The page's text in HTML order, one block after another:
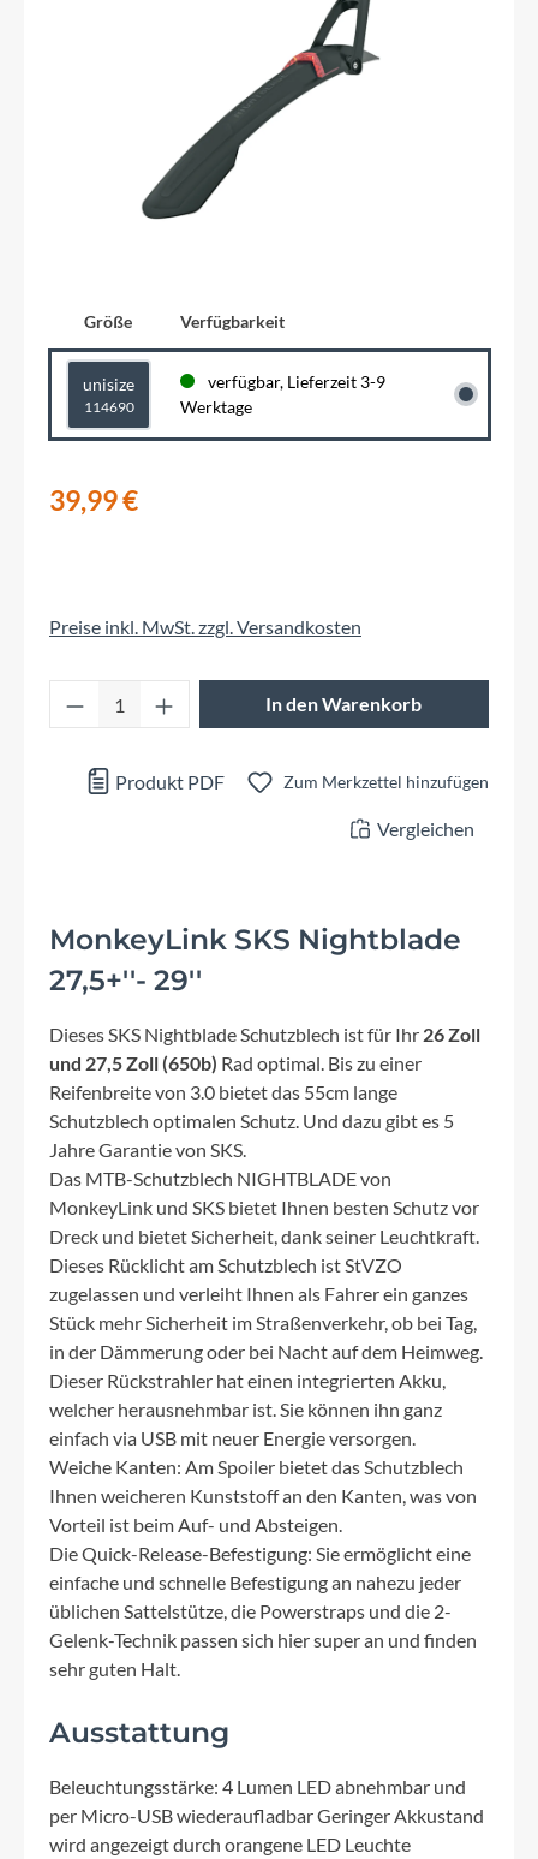
Größe Verfügbarkeit
unisize
114690
verfügbar, Lieferzeit 3-9
Werktage
39,99 €
Preise inkl. MwSt. zzgl. Versandkosten
Produkt Anzahl: Gib den gewünschten
In den Warenkorb
Produkt PDF Zum Merkzettel hinzufügen
Vergleichen
MonkeyLink SKS Nightblade
27,5+''- 29''
Dieses SKS Nightblade Schutzblech ist für Ihr 26 Zoll
und 27,5 Zoll (650b) Rad optimal. Bis zu einer
Reifenbreite von 3.0 bietet das 55cm lange
Schutzblech optimalen Schutz. Und dazu gibt es 5
Jahre Garantie von SKS.
Das MTB-Schutzblech NIGHTBLADE von
MonkeyLink und SKS bietet Ihnen besten Schutz vor
Dreck und bietet Sicherheit, dank seiner Leuchtkraft.
Dieses Rücklicht am Schutzblech ist StVZO
zugelassen und verleiht Ihnen als Fahrer ein ganzes
Stück mehr Sicherheit im Straßenverkehr, ob bei Tag,
in der Dämmerung oder bei Nacht auf dem Heimweg.
Dieser Rückstrahler hat einen integrierten Akku,
welcher herausnehmbar ist. Sie können ihn ganz
einfach via USB mit neuer Energie versorgen.
Weiche Kanten: Am Spoiler bietet das Schutzblech
Ihnen weicheren Kunststoff an den Kanten, was von
Vorteil ist beim Auf- und Absteigen.
Die Quick-Release-Befestigung: Sie ermöglicht eine
einfache und schnelle Befestigung an nahezu jeder
üblichen Sattelstütze, die Powerstraps und die 2-
Gelenk-Technik passen sich hier super an und finden
sehr guten Halt.
Ausstattung
Beleuchtungsstärke: 4 Lumen LED abnehmbar und
per Micro-USB wiederaufladbar Geringer Akkustand
wird angezeigt durch orangene LED Leuchte